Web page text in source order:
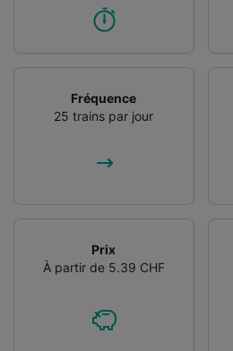
Fréquence
25 trains par jour
Prix
À partir de 5.39 CHF